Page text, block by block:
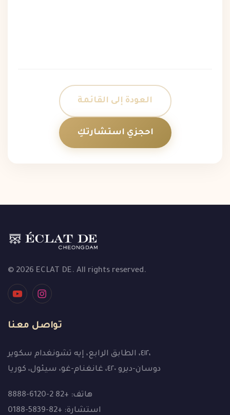
العودة إلى القائمة
احجزي استشارتكِ
© 2026 ECLAT DE. All rights reserved.
تواصل معنا
٤١٢، الطابق الرابع، إيه تشونغدام سكوير،
دوسان-ديرو ٤٢٠، غانغنام-غو، سيئول، كوريا
هاتف: +82 2-6120-8888
استشارة: +82-5839-0188